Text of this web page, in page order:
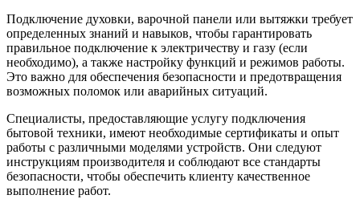
Подключение духовки, варочной панели или вытяжки требует
определенных знаний и навыков, чтобы гарантировать
правильное подключение к электричеству и газу (если
необходимо), а также настройку функций и режимов работы.
Это важно для обеспечения безопасности и предотвращения
возможных поломок или аварийных ситуаций.
Специалисты, предоставляющие услугу подключения
бытовой техники, имеют необходимые сертификаты и опыт
работы с различными моделями устройств. Они следуют
инструкциям производителя и соблюдают все стандарты
безопасности, чтобы обеспечить клиенту качественное
выполнение работ.